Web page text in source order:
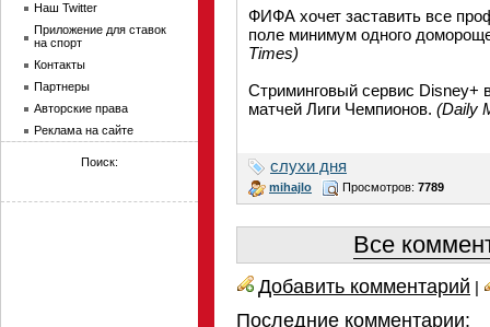
ФИФА хочет заставить все
поле минимум одного
Times)
Стриминговый сервис Disney+
матчей Лиги Чемпионов. (Daily
слухи дня
mihajlo Просмотров: 7789
Все
Добавить комментарий |
Последние комментарии:
Наш Twitter
Приложение для ставок
на спорт
Контакты
Партнеры
Авторские права
Реклама на сайте
Поиск: